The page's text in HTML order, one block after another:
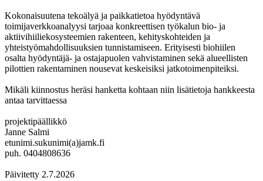
Kokonaisuutena tekoälyä ja paikkatietoa hyödyntävä
toimijaverkkoanalyysi tarjoaa konkreettisen työkalun bio- ja
aktiivihiiliekosysteemien rakenteen, kehityskohteiden ja
yhteistyömahdollisuuksien tunnistamiseen. Erityisesti biohiilen
osalta hyödyntäjä- ja ostajapuolen vahvistaminen sekä alueellisten
pilottien rakentaminen nousevat keskeisiksi jatkotoimenpiteiksi.
Mikäli kiinnostus heräsi hanketta kohtaan niin lisätietoja hankkeesta
antaa tarvittaessa
projektipäällikkö
Janne Salmi
etunimi.sukunimi(a)jamk.fi
puh. 0404808636
Päivitetty 2.7.2026